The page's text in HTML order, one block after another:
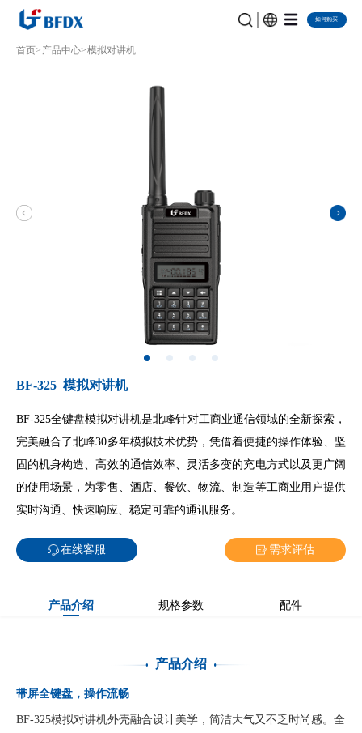
如何购买
首页 产品中心 模拟对讲机
BF-325 模拟对讲机
BF-325全键盘模拟对讲机是北峰针对工商业通信领域的全新探索，
完美融合了北峰30多年模拟技术优势，凭借着便捷的操作体验、坚
固的机身构造、高效的通信效率、灵活多变的充电方式以及更广阔
的使用场景，为零售、酒店、餐饮、物流、制造等工商业用户提供
实时沟通、快速响应、稳定可靠的通讯服务。
在线客服 需求评估
产品介绍 规格参数 配件
产品介绍
带屏全键盘，操作流畅
BF-325模拟对讲机外壳融合设计美学，简洁大气又不乏时尚感。全